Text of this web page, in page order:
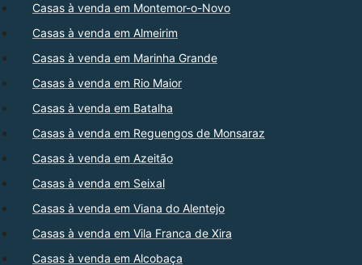
Casas à venda em Montemor-o-Novo
Casas à venda em Almeirim
Casas à venda em Marinha Grande
Casas à venda em Rio Maior
Casas à venda em Batalha
Casas à venda em Reguengos de Monsaraz
Casas à venda em Azeitão
Casas à venda em Seixal
Casas à venda em Viana do Alentejo
Casas à venda em Vila Franca de Xira
Casas à venda em Alcobaça